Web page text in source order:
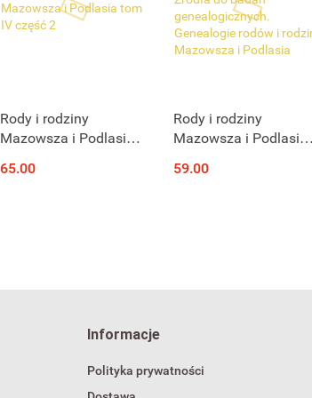
Produkt niedostępny
Rody i rodziny
Mazowsza i Podlasia
65.00
Produkt niedostępny
Rody i rodziny
Mazowsza i Podlasia.
genealogicznych.
59.00
Informacje
Polityka prywatności